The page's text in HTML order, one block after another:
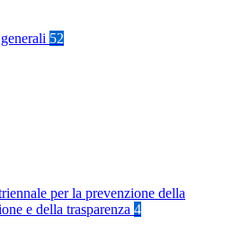
52
per la prevenzione della
e della trasparenza 4